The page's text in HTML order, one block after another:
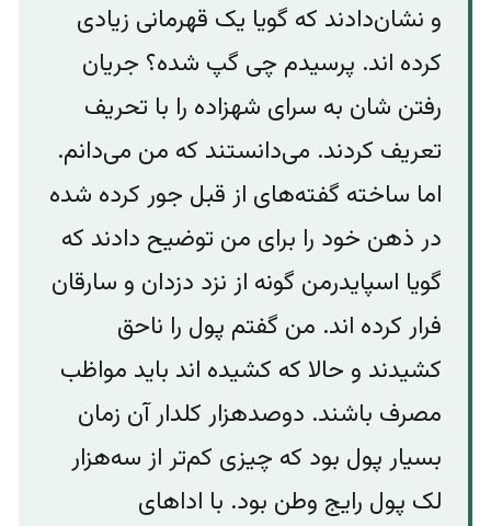
و نشان‌دادند که گویا یک قهرمانی زیادی
کرده اند. پرسیدم چی گپ شده؟ جریان
رفتن شان به سرای شهزاده را با تحریف
تعریف کردند. می‌دانستند که من می‌دانم.‌
اما ساخته‌ گفته‌های از قبل جور کرده شده
در ذهن خود را برای من‌ توضیح دادند که
گویا اسپایدرمن گونه از نزد دزدان و سارقان
فرار کرده اند. من گفتم پول را ناحق
کشیدند و حالا که کشیده اند باید مواظب
مصرف باشند. دوصدهزار کلدار آن زمان
بسیار پول بود که چیزی کم‌تر از سه‌هزار
لک پول رایج وطن بود. با اداهای